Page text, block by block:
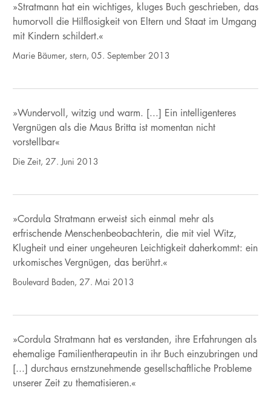
»Stratmann hat ein wichtiges, kluges Buch geschrieben, das
humorvoll die Hilflosigkeit von Eltern und Staat im Umgang
mit Kindern schildert.«
Marie Bäumer, stern, 05. September 2013
»Wundervoll, witzig und warm. [...] Ein intelligenteres
Vergnügen als die Maus Britta ist momentan nicht
vorstellbar«
Die Zeit, 27. Juni 2013
»Cordula Stratmann erweist sich einmal mehr als
erfrischende Menschenbeobachterin, die mit viel Witz,
Klugheit und einer ungeheuren Leichtigkeit daherkommt: ein
urkomisches Vergnügen, das berührt.«
Boulevard Baden, 27. Mai 2013
»Cordula Stratmann hat es verstanden, ihre Erfahrungen als
ehemalige Familientherapeutin in ihr Buch einzubringen und
[...] durchaus ernstzunehmende gesellschaftliche Probleme
unserer Zeit zu thematisieren.«